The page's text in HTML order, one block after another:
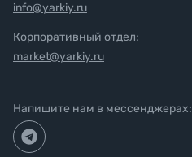
info@yarkiy.ru
Корпоративный отдел:
market@yarkiy.ru
Напишите нам в мессенджерах: